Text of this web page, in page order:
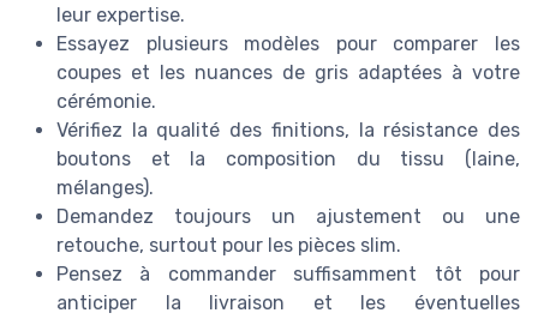
leur expertise.
Essayez plusieurs modèles pour comparer les
coupes et les nuances de gris adaptées à votre
cérémonie.
Vérifiez la qualité des finitions, la résistance des
boutons et la composition du tissu (laine,
mélanges).
Demandez toujours un ajustement ou une
retouche, surtout pour les pièces slim.
Pensez à commander suffisamment tôt pour
anticiper la livraison et les éventuelles